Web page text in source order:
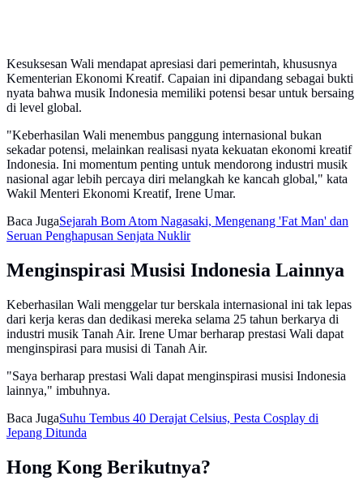
Kesuksesan Wali mendapat apresiasi dari pemerintah, khususnya
Kementerian Ekonomi Kreatif. Capaian ini dipandang sebagai bukti
nyata bahwa musik Indonesia memiliki potensi besar untuk bersaing
di level global.
"Keberhasilan Wali menembus panggung internasional bukan
sekadar potensi, melainkan realisasi nyata kekuatan ekonomi kreatif
Indonesia. Ini momentum penting untuk mendorong industri musik
nasional agar lebih percaya diri melangkah ke kancah global," kata
Wakil Menteri Ekonomi Kreatif, Irene Umar.
Baca JugaSejarah Bom Atom Nagasaki, Mengenang 'Fat Man' dan
Seruan Penghapusan Senjata Nuklir
Menginspirasi Musisi Indonesia Lainnya
Keberhasilan Wali menggelar tur berskala internasional ini tak lepas
dari kerja keras dan dedikasi mereka selama 25 tahun berkarya di
industri musik Tanah Air. Irene Umar berharap prestasi Wali dapat
menginspirasi para musisi di Tanah Air.
"Saya berharap prestasi Wali dapat menginspirasi musisi Indonesia
lainnya," imbuhnya.
Baca JugaSuhu Tembus 40 Derajat Celsius, Pesta Cosplay di
Jepang Ditunda
Hong Kong Berikutnya?